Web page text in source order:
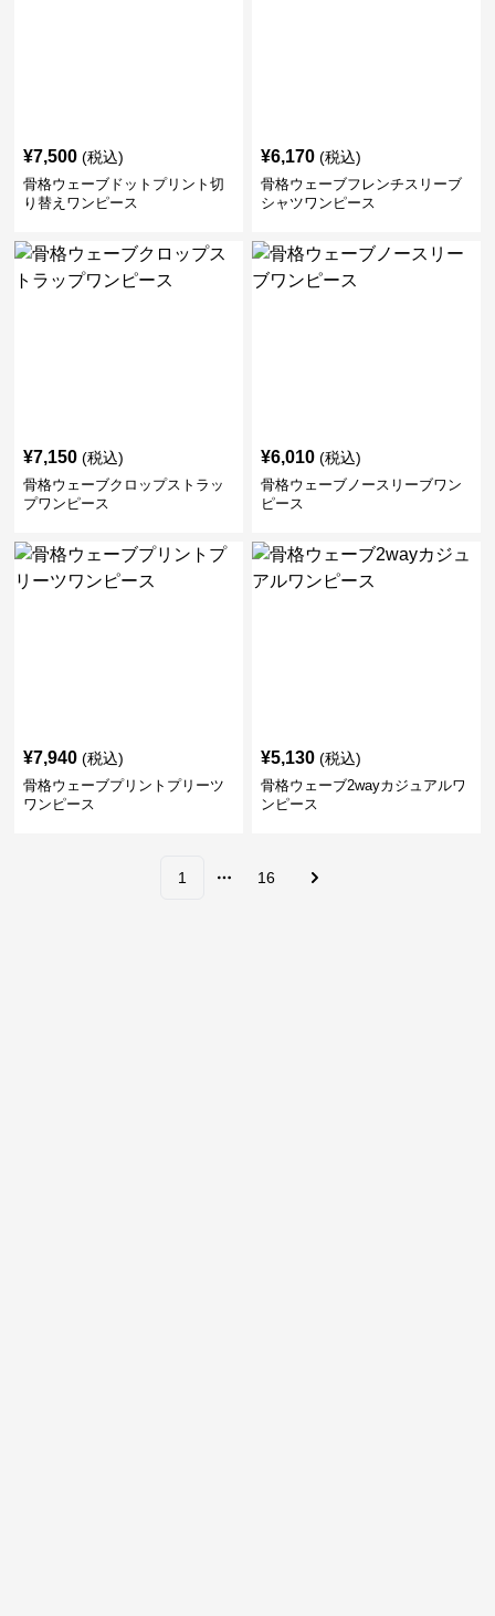
¥7,500 (税込)
骨格ウェーブドットプリント切
り替えワンピース
¥6,170 (税込)
骨格ウェーブフレンチスリーブ
シャツワンピース
¥7,150 (税込)
骨格ウェーブクロップストラッ
プワンピース
¥6,010 (税込)
骨格ウェーブノースリーブワン
ピース
¥7,940 (税込)
骨格ウェーブプリントプリーツ
ワンピース
¥5,130 (税込)
骨格ウェーブ2wayカジュアルワ
ンピース
1
More pages
16